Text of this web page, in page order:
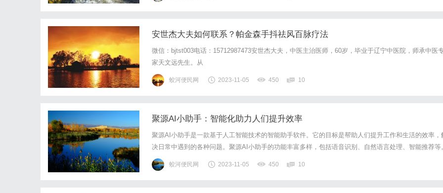
安世杰大夫如何联系？帕金森手抖祛风百脉疗法
微信：bjtst003电话：15712987473安世杰大夫，中医主治医师，60岁，毕业于辽宁中医院，师承中医
家天文远先生。从
蛟河便民网 2023-11-05 450 10
聚源AI小助手：智能化助力人们提升效率
聚源AI小助手是一款基于人工智能技术的智能助手软件。它的目标是帮助人们提升工作和生活的效率，
决日常中遇到的各种问题。聚源AI小助手的功能丰富多样，包括语音识别、自然语言处理、智能推荐等
首先，聚源AI小助手拥有强大的语音识别功能。它可以将人们的语音转化为文字，实现对话的自动化处
理。无论是在会议上记录重要内容，还是在日常生活中记录备忘录，聚源AI小助手都能够...
蛟河便民网 2023-11-05 450 10